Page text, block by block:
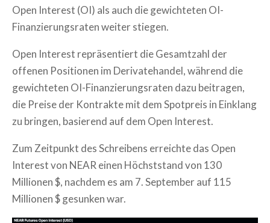
Open Interest (OI) als auch die gewichteten OI-
Finanzierungsraten weiter stiegen.
Open Interest repräsentiert die Gesamtzahl der
offenen Positionen im Derivatehandel, während die
gewichteten OI-Finanzierungsraten dazu beitragen,
die Preise der Kontrakte mit dem Spotpreis in Einklang
zu bringen, basierend auf dem Open Interest.
Zum Zeitpunkt des Schreibens erreichte das Open
Interest von NEAR einen Höchststand von 130
Millionen $, nachdem es am 7. September auf 115
Millionen $ gesunken war.